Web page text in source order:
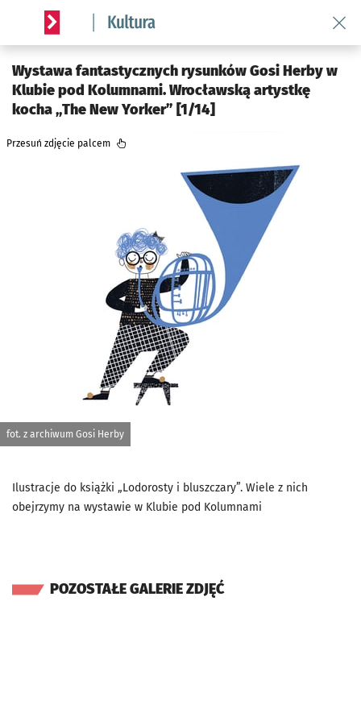
Serwis informacyjny wroclaw.pl podserwis: Kultura
Wystawa fantastycznych rysunków Gosi Herby w
Klubie pod Kolumnami. Wrocławską artystkę
kocha „The New Yorker” [1/14]
fot. z archiwum Gosi Herby
Przesuń zdjęcie palcem
Ilustracje do książki „Lodorosty i bluszczary”. Wiele z nich
obejrzymy na wystawie w Klubie pod Kolumnami
POZOSTAŁE GALERIE ZDJĘĆ